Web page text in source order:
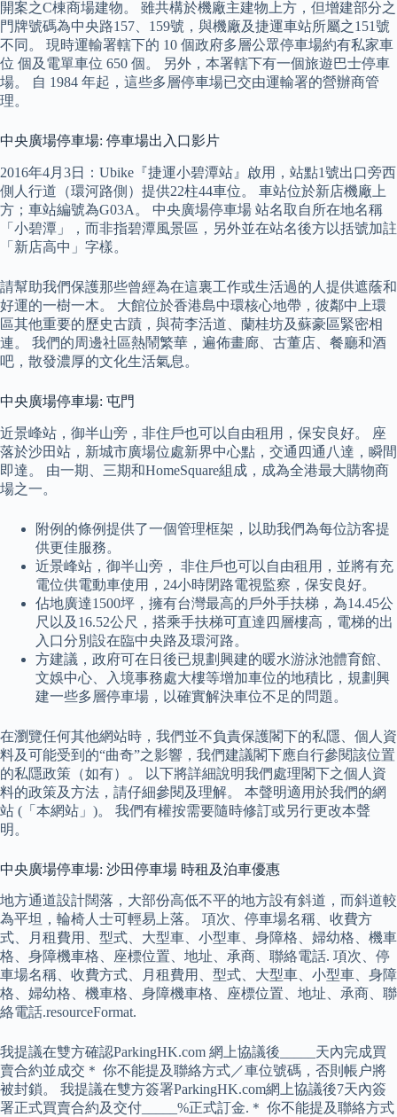
開案之C棟商場建物。 雖共構於機廠主建物上方，但增建部分之
門牌號碼為中央路157、159號，與機廠及捷運車站所屬之151號
不同。 現時運輸署轄下的 10 個政府多層公眾停車場約有私家車
位 個及電單車位 650 個。 另外，本署轄下有一個旅遊巴士停車
場。 自 1984 年起，這些多層停車場已交由運輸署的營辦商管
理。
中央廣場停車場: 停車場出入口影片
2016年4月3日：Ubike『捷運小碧潭站』啟用，站點1號出口旁西
側人行道（環河路側）提供22柱44車位。 車站位於新店機廠上
方；車站編號為G03A。 中央廣場停車場 站名取自所在地名稱
「小碧潭」，而非指碧潭風景區，另外並在站名後方以括號加註
「新店高中」字樣。
請幫助我們保護那些曾經為在這裏工作或生活過的人提供遮蔭和
好運的一樹一木。 大館位於香港島中環核心地帶，彼鄰中上環
區其他重要的歷史古蹟，與荷李活道、蘭桂坊及蘇豪區緊密相
連。 我們的周邊社區熱鬧繁華，遍佈畫廊、古董店、餐廳和酒
吧，散發濃厚的文化生活氣息。
中央廣場停車場: 屯門
近景峰站，御半山旁，非住戶也可以自由租用，保安良好。 座
落於沙田站，新城市廣場位處新界中心點，交通四通八達，瞬間
即達。 由一期、三期和HomeSquare組成，成為全港最大購物商
場之一。
附例的條例提供了一個管理框架，以助我們為每位訪客提
供更佳服務。
近景峰站，御半山旁， 非住戶也可以自由租用，並將有充
電位供電動車使用，24小時閉路電視監察，保安良好。
佔地廣達1500坪，擁有台灣最高的戶外手扶梯，為14.45公
尺以及16.52公尺，搭乘手扶梯可直達四層樓高，電梯的出
入口分別設在臨中央路及環河路。
方建議，政府可在日後已規劃興建的暖水游泳池體育館、
文娛中心、入境事務處大樓等增加車位的地積比，規劃興
建一些多層停車場，以確實解決車位不足的問題。
在瀏覽任何其他網站時，我們並不負責保護閣下的私隱、個人資
料及可能受到的“曲奇”之影響，我們建議閣下應自行參閱該位置
的私隱政策（如有）。 以下將詳細說明我們處理閣下之個人資
料的政策及方法，請仔細參閱及理解。 本聲明適用於我們的網
站 (「本網站」)。 我們有權按需要隨時修訂或另行更改本聲
明。
中央廣場停車場: 沙田停車場 時租及泊車優惠
地方通道設計闊落，大部份高低不平的地方設有斜道，而斜道較
為平坦，輪椅人士可輕易上落。 項次、停車場名稱、收費方
式、月租費用、型式、大型車、小型車、身障格、婦幼格、機車
格、身障機車格、座標位置、地址、承商、聯絡電話. 項次、停
車場名稱、收費方式、月租費用、型式、大型車、小型車、身障
格、婦幼格、機車格、身障機車格、座標位置、地址、承商、聯
絡電話.resourceFormat.
我提議在雙方確認ParkingHK.com 網上協議後_____天內完成買
賣合約並成交＊ 你不能提及聯絡方式／‎車位號碼，否則帳户將
被封鎖。 我提議在雙方簽署ParkingHK.com網上協議後7天內簽
署正式買賣合約及交付_____%正式訂金.＊ 你不能提及聯絡方式